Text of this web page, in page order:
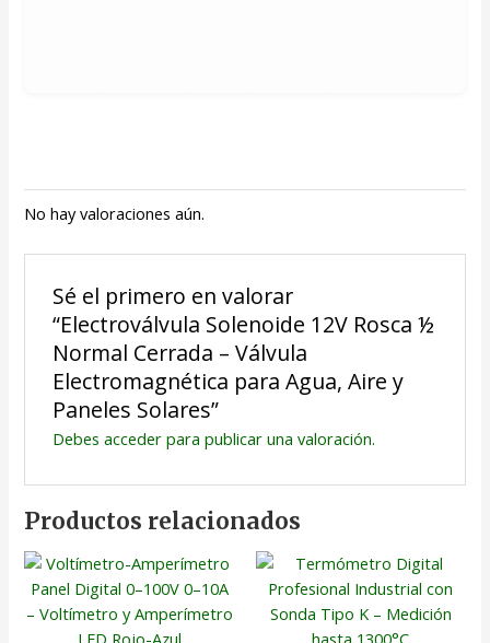
No hay valoraciones aún.
Sé el primero en valorar
“Electroválvula Solenoide 12V Rosca ½
Normal Cerrada – Válvula
Electromagnética para Agua, Aire y
Paneles Solares”
Debes accederpara publicar una valoración.
Productos relacionados